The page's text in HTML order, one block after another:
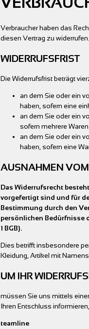
Verbraucher haben das
diesen Vertrag zu widerrufen.
WIDERRUFSFRIST
Die Widerrufsfrist beträgt
an dem Sie oder ein
haben, sofern eine
an dem Sie oder ein
sofern mehrere
an dem Sie oder ein
haben, sofern eine
AUSNAHMEN VOM
Das Widerrufsrecht
vorgefertigt sind und für
Bestimmung durch den
persönlichen Bedürfnisse
1 BGB).
Dies betrifft insbesondere
Kleidung, Artikel mit
UM IHR
müssen Sie uns mittels
Ihren Entschluss
teamline